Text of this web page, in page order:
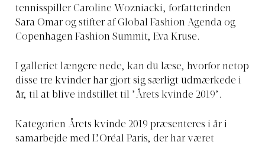
tennisspiller Caroline Wozniacki, forfatterinden
Sara Omar og stifter af Global Fashion Agenda og
Copenhagen Fashion Summit, Eva Kruse.
I galleriet længere nede, kan du læse, hvorfor netop
disse tre kvinder har gjort sig særligt udmærkede i
år, til at blive indstillet til ’Årets kvinde 2019’.
Kategorien Årets kvinde 2019 præsenteres i år i
samarbejde med L’Oréal Paris, der har været